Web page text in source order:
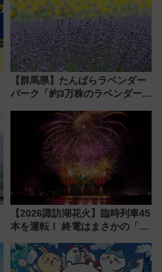
【群馬県】たんばらラベンダー
パーク「約3万株のラベンダー」
で都心から約1時間半で夏の絶景
【2026諏訪湖花火】臨時列車45
本を運転！ 終電はまさかの「0
ログラムから交通規制情報、観
覧席情報まで徹底解説